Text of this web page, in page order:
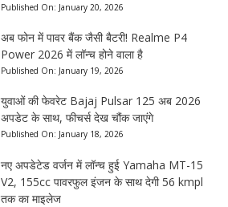
Published On: January 20, 2026
अब फोन में पावर बैंक जैसी बैटरी! Realme P4
Power 2026 में लॉन्च होने वाला है
Published On: January 19, 2026
युवाओं की फेवरेट Bajaj Pulsar 125 अब 2026
अपडेट के साथ, फीचर्स देख चौंक जाएंगे
Published On: January 18, 2026
नए अपडेटेड वर्जन में लॉन्च हुई Yamaha MT-15
V2, 155cc पावरफुल इंजन के साथ देगी 56 kmpl
तक का माइलेज